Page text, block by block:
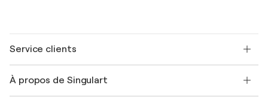
Service clients
Expédition
À propos de Singulart